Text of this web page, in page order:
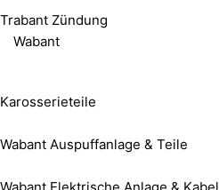
Trabant Zündung
Wabant
Karosserieteile
Wabant Auspuffanlage & Teile